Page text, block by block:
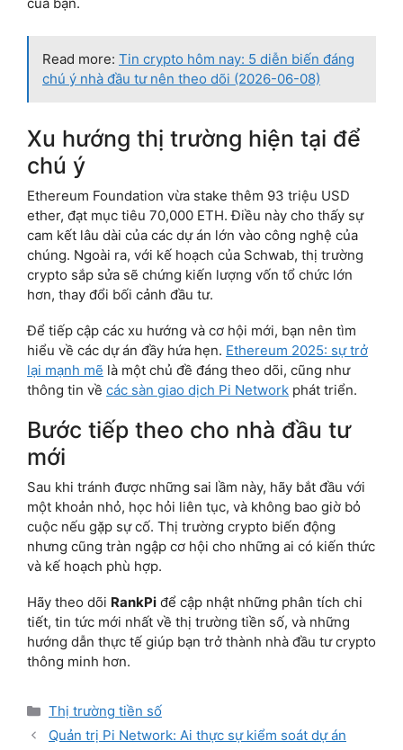
Read more: Tin crypto hôm nay: 5 diễn biến đáng
chú ý nhà đầu tư nên theo dõi (2026-06-08)
Xu hướng thị trường hiện tại để
chú ý
Ethereum Foundation vừa stake thêm 93 triệu USD
ether, đạt mục tiêu 70,000 ETH. Điều này cho thấy sự
cam kết lâu dài của các dự án lớn vào công nghệ của
chúng. Ngoài ra, với kế hoạch của Schwab, thị trường
crypto sắp sửa sẽ chứng kiến lượng vốn tổ chức lớn
hơn, thay đổi bối cảnh đầu tư.
Để tiếp cập các xu hướng và cơ hội mới, bạn nên tìm
hiểu về các dự án đầy hứa hẹn. Ethereum 2025: sự trở
lại mạnh mẽ là một chủ đề đáng theo dõi, cũng như
thông tin về các sàn giao dịch Pi Network phát triển.
Bước tiếp theo cho nhà đầu tư
mới
Sau khi tránh được những sai lầm này, hãy bắt đầu với
một khoản nhỏ, học hỏi liên tục, và không bao giờ bỏ
cuộc nếu gặp sự cố. Thị trường crypto biến động
nhưng cũng tràn ngập cơ hội cho những ai có kiến thức
và kế hoạch phù hợp.
Hãy theo dõi RankPi để cập nhật những phân tích chi
tiết, tin tức mới nhất về thị trường tiền số, và những
hướng dẫn thực tế giúp bạn trở thành nhà đầu tư crypto
thông minh hơn.
Categories
Thị trường tiền số
Quản trị Pi Network: Ai thực sự kiểm soát dự án